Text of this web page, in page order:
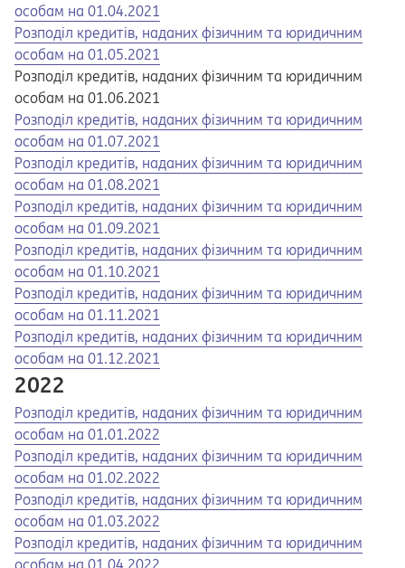
особам на 01.04.2021
Opens in a new tab
Opens a pdf
Розподіл кредитів, наданих фізичним та юридичним
особам на 01.05.2021
Розподіл кредитів, наданих фізичним та юридичним
особам на 01.06.2021
Opens in a new tab
Opens a pdf
Розподіл кредитів, наданих фізичним та юридичним
особам на 01.07.2021
Opens in a new tab
Opens a pdf
Розподіл кредитів, наданих фізичним та юридичним
особам на 01.08.2021
Opens in a new tab
Opens a pdf
Розподіл кредитів, наданих фізичним та юридичним
особам на 01.09.2021
Opens in a new tab
Opens a pdf
Розподіл кредитів, наданих фізичним та юридичним
особам на 01.10.2021
Opens in a new tab
Opens a pdf
Розподіл кредитів, наданих фізичним та юридичним
особам на 01.11.2021
Opens in a new tab
Opens a pdf
Розподіл кредитів, наданих фізичним та юридичним
особам на 01.12.2021
2022
Opens in a new tab
Opens a pdf
Розподіл кредитів, наданих фізичним та юридичним
особам на 01.01.2022
Opens in a new tab
Opens a pdf
Розподіл кредитів, наданих фізичним та юридичним
особам на 01.02.2022
Opens in a new tab
Opens a pdf
Розподіл кредитів, наданих фізичним та юридичним
особам на 01.03.2022
Opens in a new tab
Opens a pdf
Розподіл кредитів, наданих фізичним та юридичним
особам на 01.04.2022